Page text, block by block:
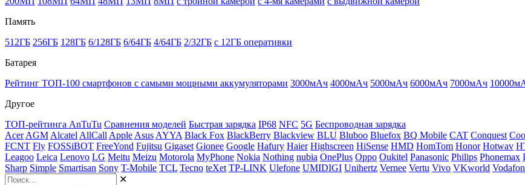
Память
512ГБ 256ГБ 128ГБ 6/128ГБ 6/64ГБ 4/64ГБ 2/32ГБ с 12ГБ оперативки
Батарея
Рейтинг ТОП-100 смартфонов с самыми мощными аккумуляторами 3000мАч 4000мАч 5000мАч 6000мАч 7000мАч
Другое
ТОП-рейтинга AnTuTu Сравнения моделей Быстрая зарядка IP68 NFC 5G Беспроводная зарядка
Acer AGM Alcatel AllCall Apple Asus AYYA Black Fox BlackBerry Blackview BLU Bluboo Bluefox BQ Mobile CAT Conquest
FCNT Fly FOSSiBOT FreeYond Fujitsu Gigaset Gionee Google Hafury Haier Highscreen HiSense HMD HomTom Honor Hotwav
Leagoo Leica Lenovo LG Meitu Meizu Motorola MyPhone Nokia Nothing nubia OnePlus Oppo Oukitel Panasonic Philips Phonemax
Sharp Simple Smartisan Sony T-Mobile TCL Tecno teXet TP-LINK Ulefone UMIDIGI Unihertz Vernee Vertu Vivo VKworld
✕